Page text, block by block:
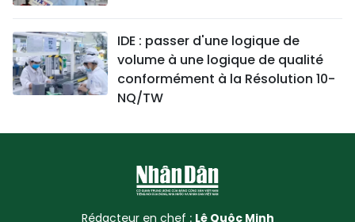
IDE : passer d'une logique de
volume à une logique de qualité
conformément à la Résolution 10-
NQ/TW
Rédacteur en chef : Lê Quôc Minh